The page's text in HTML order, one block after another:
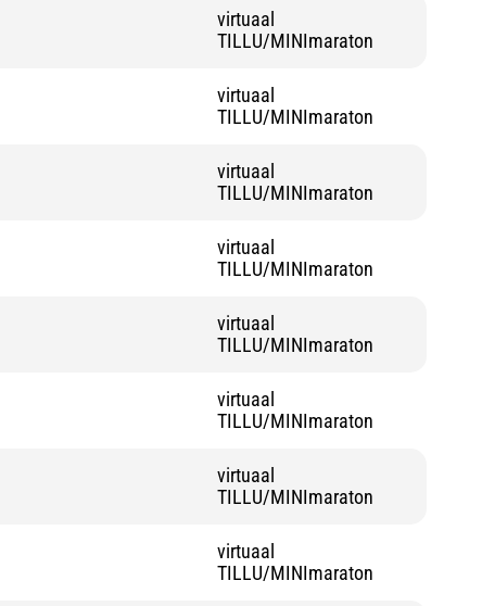
virtuaal
TILLU/MINImaraton
virtuaal
TILLU/MINImaraton
virtuaal
TILLU/MINImaraton
virtuaal
TILLU/MINImaraton
virtuaal
TILLU/MINImaraton
virtuaal
TILLU/MINImaraton
virtuaal
TILLU/MINImaraton
virtuaal
TILLU/MINImaraton